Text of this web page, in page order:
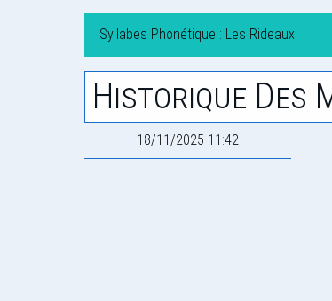
Syllabes Phonétique : Les Rideaux
Historique Des
18/11/2025 11:42